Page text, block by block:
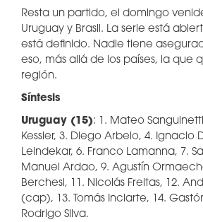
Resta un partido, el domingo
Uruguay y Brasil. La serie está
está definido. Nadie tiene
eso, más allá de los países, la que
región.
Síntesis
Uruguay (15): 1. Mateo
Kessler, 3. Diego Arbelo, 4. Ignacio
Leindekar, 6. Franco Lamanna, 7.
Manuel Ardao, 9. Agustín
Berchesi, 11. Nicolás Freitas, 12.
(cap), 13. Tomás Inciarte, 14.
Rodrigo Silva.